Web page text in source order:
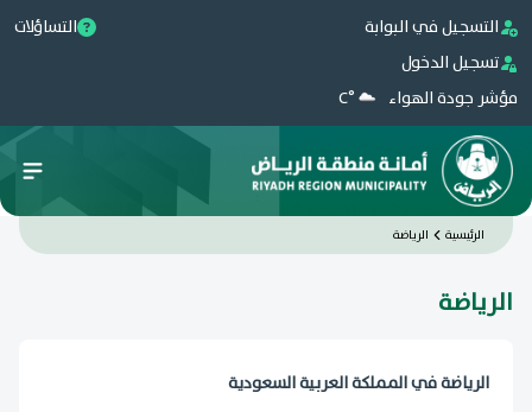
التسجيل في البوابة
تسجيل الدخول
مؤشر جودة الهواء
°C
التساؤلات
الرئيسية الرياضة
الرياضة
الرياضة في المملكة العربية السعودية